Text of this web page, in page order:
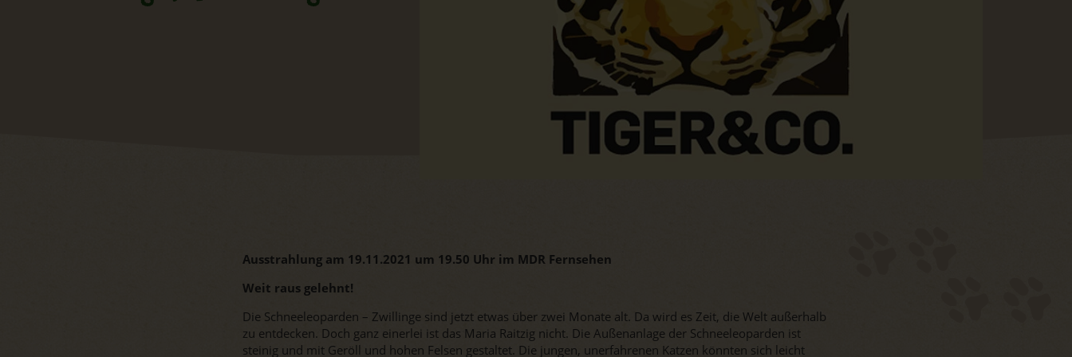
Ausstrahlung am 19.11.2021 um 19.50 Uhr im MDR Fernsehen
Weit raus gelehnt!
Die Schneeleoparden – Zwillinge sind jetzt etwas über zwei Monate alt. Da wird es Zeit, die Welt außerhalb
zu entdecken. Doch ganz einerlei ist das Maria Raitzig nicht. Die Außenanlage der Schneeleoparden ist
steinig und mit Geröll und hohen Felsen gestaltet. Die jungen, unerfahrenen Katzen könnten sich leicht